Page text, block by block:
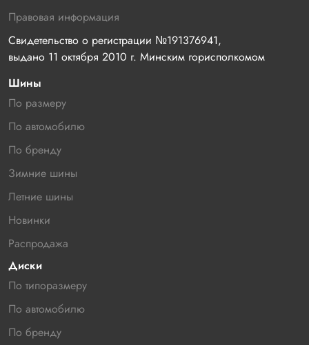
Правовая информация
Свидетельство о регистрации №191376941,
выдано 11 октября 2010 г. Минским горисполкомом
Шины
По размеру
По автомобилю
По бренду
Зимние шины
Летние шины
Новинки
Распродажа
Диски
По типоразмеру
По автомобилю
По бренду